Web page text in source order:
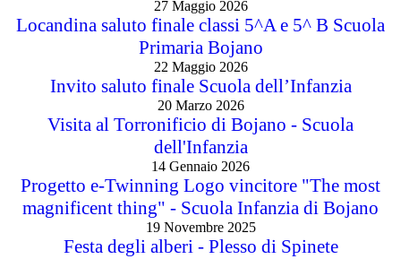
27 Maggio 2026
Locandina saluto finale classi 5^A e 5^ B Scuola
Primaria Bojano
22 Maggio 2026
Invito saluto finale Scuola dell’Infanzia
20 Marzo 2026
Visita al Torronificio di Bojano - Scuola
dell'Infanzia
14 Gennaio 2026
Progetto e-Twinning Logo vincitore "The most
magnificent thing" - Scuola Infanzia di Bojano
19 Novembre 2025
Festa degli alberi - Plesso di Spinete